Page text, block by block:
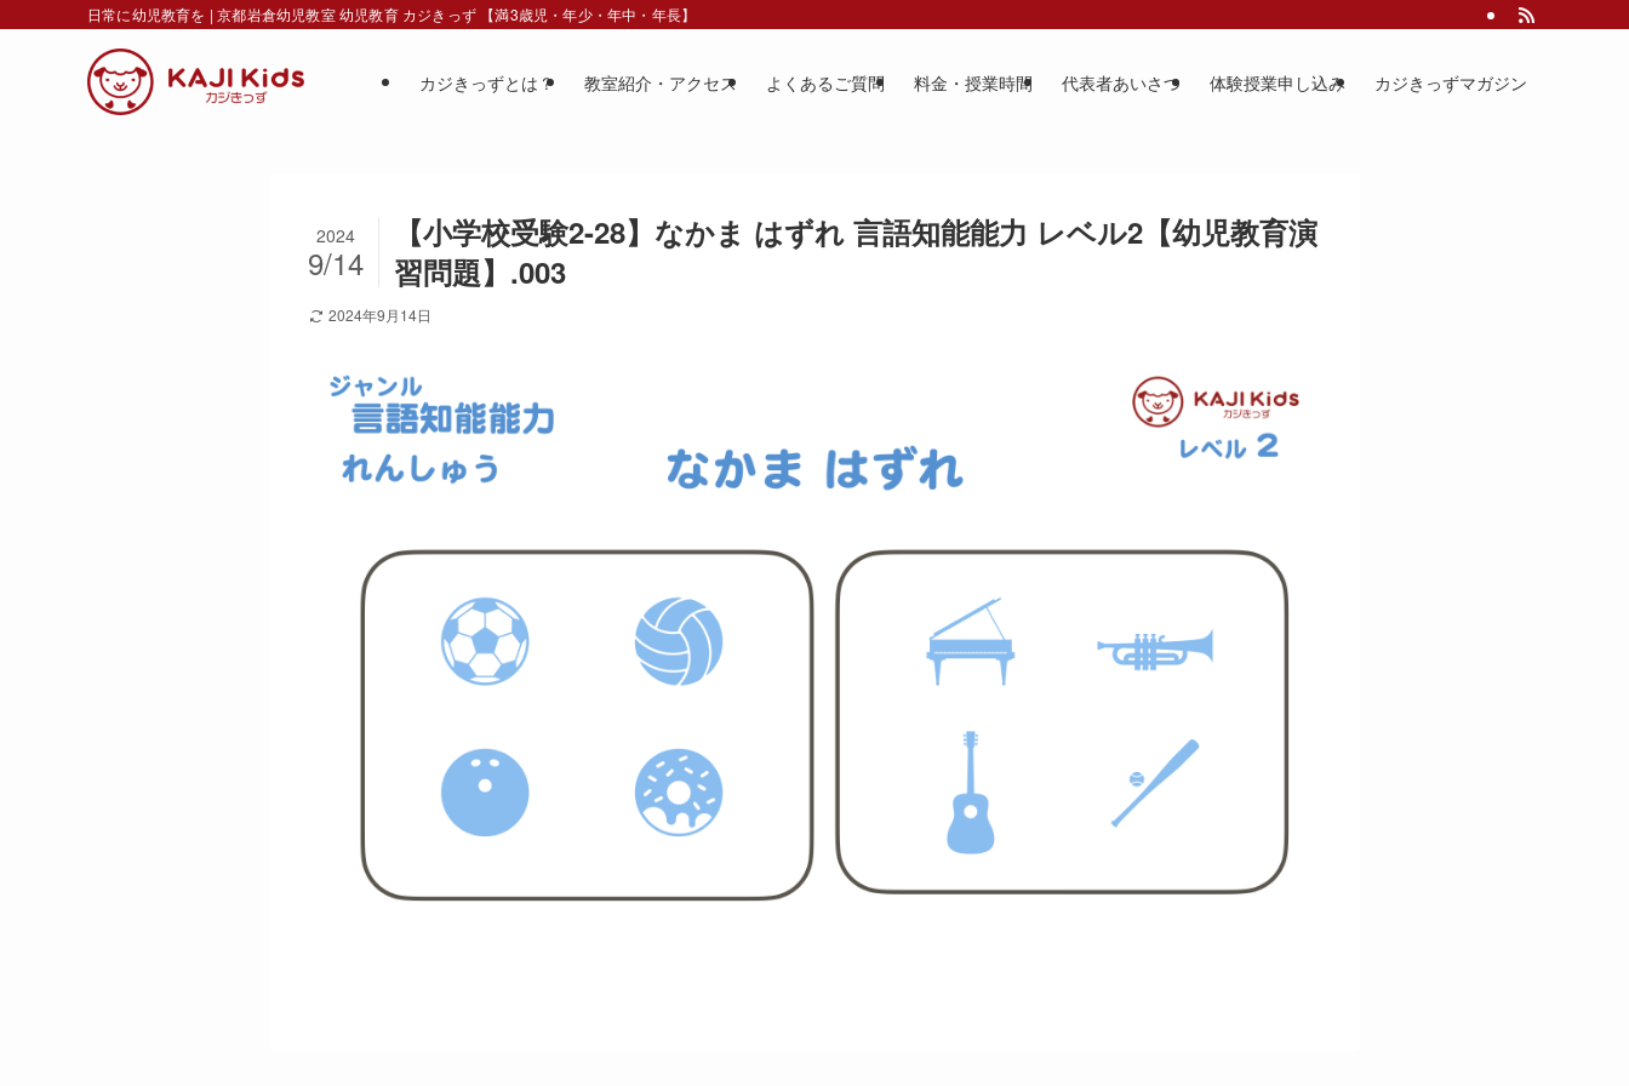
日常に幼児教育を | 京都岩倉幼児教室 幼児教育 カジきっず 【満3歳児・年少・年中・年長】
カジきっずとは？ 教室紹介・アクセス よくあるご質問 料金・授業時間 代表者あいさつ 体験授業申し込み カジきっずマガジン
【小学校受験2-28】なかま はずれ 言語知能能力 レベル2【幼児教育演
習問題】.003
2024
9/14
2024年9月14日